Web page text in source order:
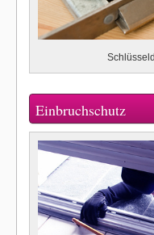
Einbruchschutz